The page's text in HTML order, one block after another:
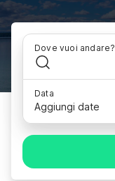
Dove vuoi andare?
Data
Aggiungi date